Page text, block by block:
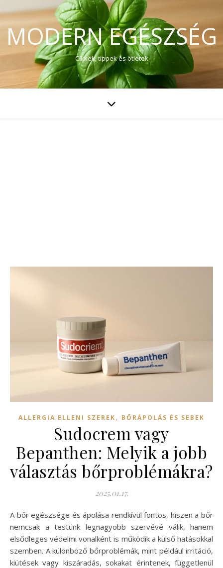
MODERN EGÉSZSÉG
Cikkek, tippek és ötletek
ALLERGIA ELLENI SZEREK, BŐRÁPOLÁS ÉS SEBEK
Sudocrem vagy
Bepanthen: Melyik a jobb
választás bőrproblémákra?
2025.01.17.
A bőr egészsége és ápolása rendkívül fontos, hiszen a bőr
nemcsak a testünk legnagyobb szervévé válik, hanem
elsődleges védelmi vonalként is működik a külső hatásokkal
szemben. A különböző bőrproblémák, mint például irritáció,
kiütések vagy kiszáradás, sokakat érintenek, függetlenül